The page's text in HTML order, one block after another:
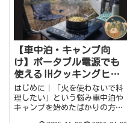
【車中泊・キャンプ向
け】ポータブル電源でも
使えるIHクッキングヒー
ター
はじめに｜「火を使わないで料
理したい」という悩み車中泊や
キャンプを始めたばかりの方、